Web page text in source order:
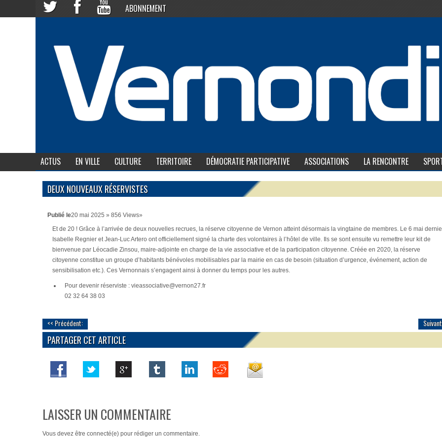
ABONNEMENT
ACTUS EN VILLE CULTURE TERRITOIRE DÉMOCRATIE PARTICIPATIVE ASSOCIATIONS LA RENCONTRE
DEUX NOUVEAUX RÉSERVISTES
Publié le20 mai 2025 » 856 Views»
Et de 20 ! Grâce à l’arrivée de deux nouvelles recrues, la réserve citoyenne de Vernon atteint désormais la vingtaine de membres. Le 6 mai
Isabelle Regnier et Jean-Luc Artero ont officiellement signé la charte des volontaires à l’hôtel de ville. Ils se sont ensuite vu remettre leur kit de
bienvenue par Léocadie Zinsou, maire-adjointe en charge de la vie associative et de la participation citoyenne. Créée en 2020, la réserve
citoyenne constitue un groupe d’habitants bénévoles mobilisables par la mairie en cas de besoin (situation d’urgence, événement, action de
sensibilisation etc.). Ces Vernonnais s’engagent ainsi à donner du temps pour les autres.
Pour devenir réserviste : vieassociative@vernon27.fr
02 32 64 38 03
<< Précédent:
PARTAGER CET ARTICLE
LAISSER UN COMMENTAIRE
Vous devez être connecté(e) pour rédiger un commentaire.